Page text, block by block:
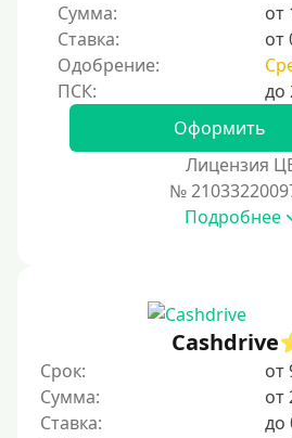
Сумма:
от
Ставка:
от
Одобрение:
Оформить
Лицензия
№
Подробнее
Cashdrive
Срок:
от
Сумма:
Ставка:
до